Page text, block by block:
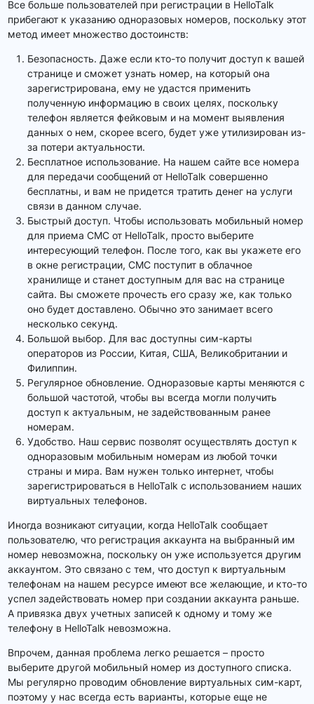
Все больше пользователей при регистрации в HelloTalk
прибегают к указанию одноразовых номеров, поскольку этот
метод имеет множество достоинств:
Безопасность. Даже если кто-то получит доступ к вашей
странице и сможет узнать номер, на который она
зарегистрирована, ему не удастся применить
полученную информацию в своих целях, поскольку
телефон является фейковым и на момент выявления
данных о нем, скорее всего, будет уже утилизирован из-
за потери актуальности.
Бесплатное использование. На нашем сайте все номера
для передачи сообщений от HelloTalk совершенно
бесплатны, и вам не придется тратить денег на услуги
связи в данном случае.
Быстрый доступ. Чтобы использовать мобильный номер
для приема СМС от HelloTalk, просто выберите
интересующий телефон. После того, как вы укажете его
в окне регистрации, СМС поступит в облачное
хранилище и станет доступным для вас на странице
сайта. Вы сможете прочесть его сразу же, как только
оно будет доставлено. Обычно это занимает всего
несколько секунд.
Большой выбор. Для вас доступны сим-карты
операторов из России, Китая, США, Великобритании и
Филиппин.
Регулярное обновление. Одноразовые карты меняются с
большой частотой, чтобы вы всегда могли получить
доступ к актуальным, не задействованным ранее
номерам.
Удобство. Наш сервис позволят осуществлять доступ к
одноразовым мобильным номерам из любой точки
страны и мира. Вам нужен только интернет, чтобы
зарегистрироваться в HelloTalk с использованием наших
виртуальных телефонов.
Иногда возникают ситуации, когда HelloTalk сообщает
пользователю, что регистрация аккаунта на выбранный им
номер невозможна, поскольку он уже используется другим
аккаунтом. Это связано с тем, что доступ к виртуальным
телефонам на нашем ресурсе имеют все желающие, и кто-то
успел задействовать номер при создании аккаунта раньше.
А привязка двух учетных записей к одному и тому же
телефону в HelloTalk невозможна.
Впрочем, данная проблема легко решается – просто
выберите другой мобильный номер из доступного списка.
Мы регулярно проводим обновление виртуальных сим-карт,
поэтому у нас всегда есть варианты, которые еще не